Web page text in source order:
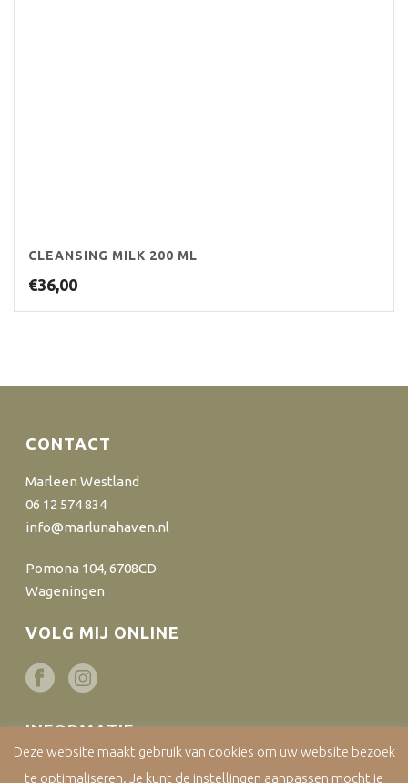
CLEANSING MILK 200 ML
€36,00
CONTACT
Marleen Westland
06 12 574 834
info@marlunahaven.nl
Pomona 104, 6708CD
Wageningen
VOLG MIJ ONLINE
INFORMATIE
Deze website maakt gebruik van cookies om uw website bezoek
te optimaliseren. Je kunt de instellingen aanpassen mocht je